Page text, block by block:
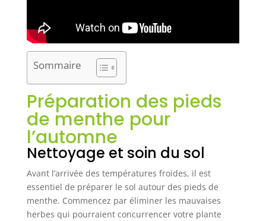
Sommaire
Préparation des pieds
de menthe pour
l’automne
Nettoyage et soin du sol
Avant l’arrivée des températures froides, il est
essentiel de préparer le sol autour des pieds de
menthe. Commencez par éliminer les mauvaises
herbes qui pourraient concurrencer votre plante